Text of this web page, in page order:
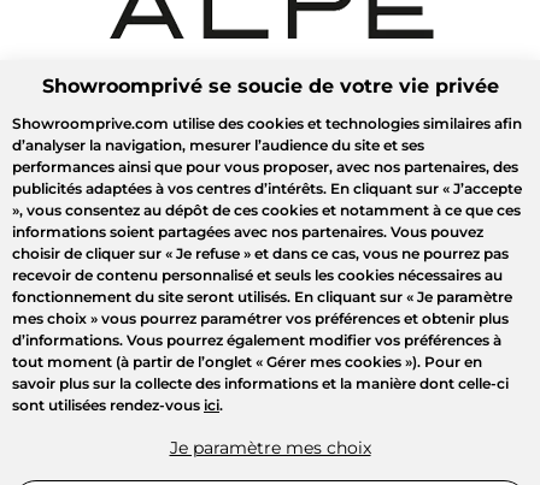
Showroomprivé se soucie de votre vie privée
Showroomprive.com utilise des cookies et technologies similaires afin
d’analyser la navigation, mesurer l’audience du site et ses
performances ainsi que pour vous proposer, avec nos partenaires, des
publicités adaptées à vos centres d’intérêts. En cliquant sur « J’accepte
», vous consentez au dépôt de ces cookies et notamment à ce que ces
informations soient partagées avec nos partenaires. Vous pouvez
choisir de cliquer sur « Je refuse » et dans ce cas, vous ne pourrez pas
recevoir de contenu personnalisé et seuls les cookies nécessaires au
fonctionnement du site seront utilisés. En cliquant sur « Je paramètre
mes choix » vous pourrez paramétrer vos préférences et obtenir plus
d’informations. Vous pourrez également modifier vos préférences à
tout moment (à partir de l’onglet « Gérer mes cookies »). Pour en
savoir plus sur la collecte des informations et la manière dont celle-ci
sont utilisées rendez-vous ici.
Je paramètre mes choix